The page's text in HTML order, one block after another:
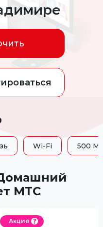
Wi-Fi 500
МТС
Акция